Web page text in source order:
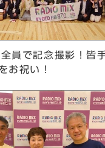
員で記念撮影！皆
お祝い！